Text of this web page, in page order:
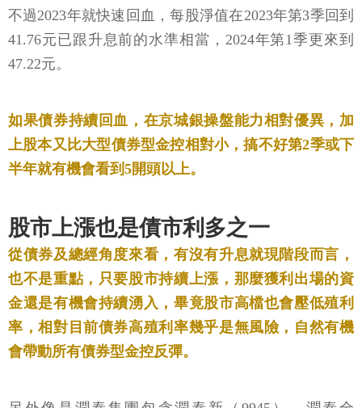
不過2023年就快速回血，每股淨值在2023年第3季回到
41.76元已跟升息前的水準相當，2024年第1季更來到
47.22元。
如果債券持續回血，在京城銀操盤能力相對優異，加
上股本又比大型債券型金控相對小，搞不好第2季或下
半年就有機會看到5開頭以上。
股市上漲也是債市利多之一
從債券及總經角度來看，有沒有升息就現階段而言，
也不是重點，只要股市持續上漲，那麼獲利出場的資
金還是有機會持續湧入，畢竟股市高檔也會壓低殖利
率，相對目前債券高殖利率幾乎是無風險，自然有機
會帶動所有債券型金控反彈。